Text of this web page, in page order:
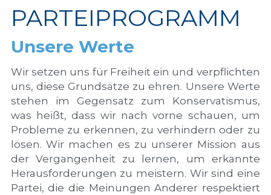
PARTEIPROGRAMM
Unsere Werte
Wir setzen uns für Freiheit ein und verpflichten
uns, diese Grundsätze zu ehren. Unsere Werte
stehen im Gegensatz zum Konservatismus,
was heißt, dass wir nach vorne schauen, um
Probleme zu erkennen, zu verhindern oder zu
lösen. Wir machen es zu unserer Mission aus
der Vergangenheit zu lernen, um erkannte
Herausforderungen zu meistern. Wir sind eine
Partei, die die Meinungen Anderer respektiert